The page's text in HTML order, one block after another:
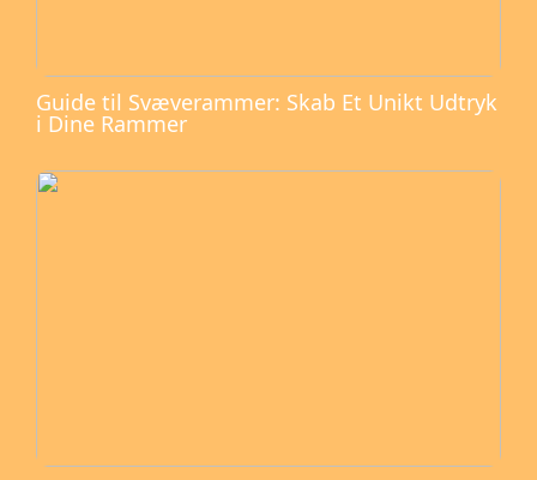
Guide til Svæverammer: Skab Et Unikt Udtryk
i Dine Rammer